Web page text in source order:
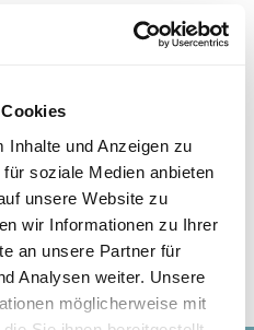
Inhalte und Anzeigen zu
soziale Medien anbieten
unsere Website zu
wir Informationen zu Ihrer
an unsere Partner für
Analysen weiter. Unsere
möglicherweise mit
Wir
und begleiten
Partner.
Keinprecht
Finanzierung